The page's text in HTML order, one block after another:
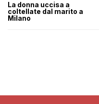
La donna uccisa a
coltellate dal marito a
Milano